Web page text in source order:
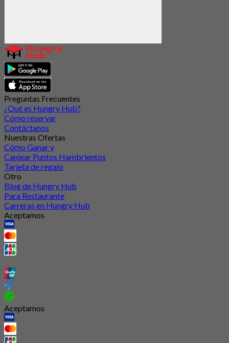
Preguntas Frecuentes
¿Qué es Hungry Hub?
Cómo reservar
Contáctanos
Nuestras Ofertas
Cómo Ganar y
Canjear Puntos Hambrientos
Tarjeta de regalo
Otro
Blog de Hungry Hub
Para Restaurante
Carreras en Hungry Hub
Aceptamos
Aceptamos